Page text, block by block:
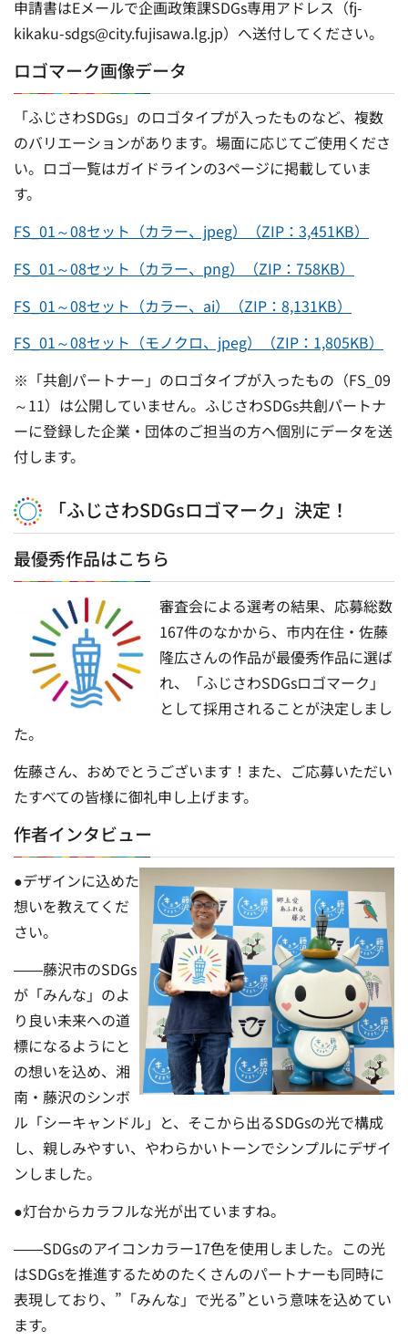
申請書はEメールで企画政策課SDGs専用アドレス（fj-
kikaku-sdgs@city.fujisawa.lg.jp）へ送付してください。
ロゴマーク画像データ
「ふじさわSDGs」のロゴタイプが入ったものなど、複数
のバリエーションがあります。場面に応じてご使用くださ
い。ロゴ一覧はガイドラインの3ページに掲載していま
す。
FS_01～08セット（カラー、jpeg）（ZIP：3,451KB）
FS_01～08セット（カラー、png）（ZIP：758KB）
FS_01～08セット（カラー、ai）（ZIP：8,131KB）
FS_01～08セット（モノクロ、jpeg）（ZIP：1,805KB）
※「共創パートナー」のロゴタイプが入ったもの（FS_09
～11）は公開していません。ふじさわSDGs共創パートナ
ーに登録した企業・団体のご担当の方へ個別にデータを送
付します。
「ふじさわSDGsロゴマーク」決定！
最優秀作品はこちら
審査会による選考の結果、応募総数
167件のなかから、市内在住・佐藤
隆広さんの作品が最優秀作品に選ば
れ、「ふじさわSDGsロゴマーク」
として採用されることが決定しまし
た。
佐藤さん、おめでとうございます！また、ご応募いただい
たすべての皆様に御礼申し上げます。
作者インタビュー
●デザインに込めた
想いを教えてくだ
さい。
――藤沢市のSDGs
が「みんな」のよ
り良い未来への道
標になるようにと
の想いを込め、湘
南・藤沢のシンボ
ル「シーキャンドル」と、そこから出るSDGsの光で構成
し、親しみやすい、やわらかいトーンでシンプルにデザイ
ンしました。
●灯台からカラフルな光が出ていますね。
――SDGsのアイコンカラー17色を使用しました。この光
はSDGsを推進するためのたくさんのパートナーも同時に
表現しており、”「みんな」で光る”という意味を込めてい
ます。